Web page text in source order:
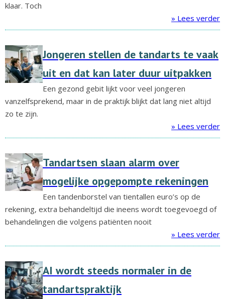
klaar. Toch
» Lees verder
Jongeren stellen de tandarts te vaak
uit en dat kan later duur uitpakken
Een gezond gebit lijkt voor veel jongeren
vanzelfsprekend, maar in de praktijk blijkt dat lang niet altijd
zo te zijn.
» Lees verder
Tandartsen slaan alarm over
mogelijke opgepompte rekeningen
Een tandenborstel van tientallen euro’s op de
rekening, extra behandeltijd die ineens wordt toegevoegd of
behandelingen die volgens patiënten nooit
» Lees verder
AI wordt steeds normaler in de
tandartspraktijk